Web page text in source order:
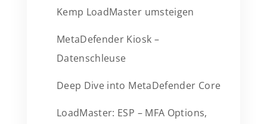
Kemp LoadMaster umsteigen
MetaDefender Kiosk –
Datenschleuse
Deep Dive into MetaDefender Core
LoadMaster: ESP – MFA Options,